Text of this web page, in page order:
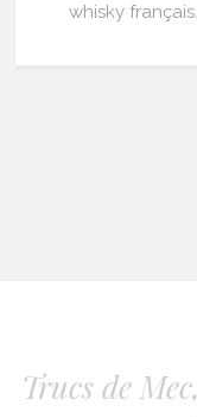
whisky français.
Trucs de